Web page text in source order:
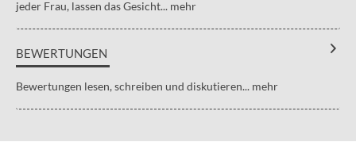
jeder Frau, lassen das Gesicht... mehr
BEWERTUNGEN
Bewertungen lesen, schreiben und diskutieren... mehr